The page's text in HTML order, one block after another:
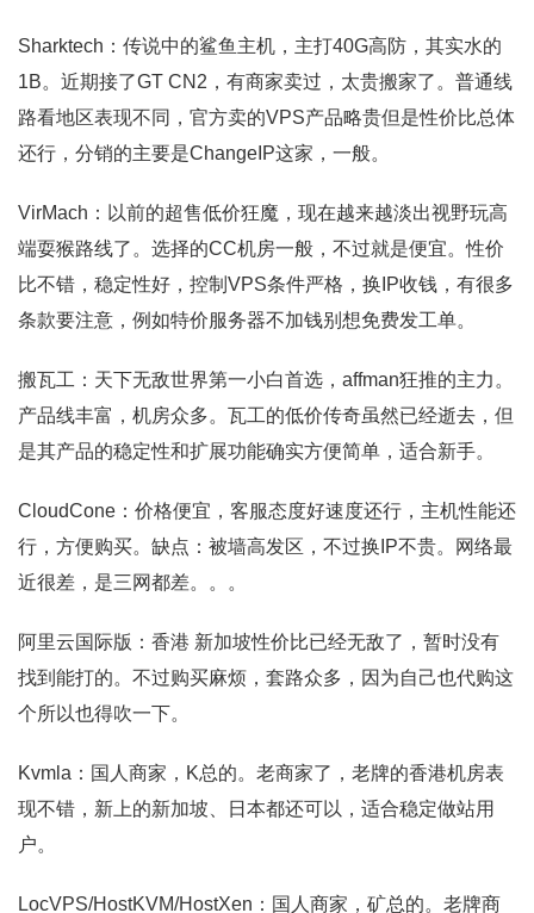
Sharktech：传说中的鲨鱼主机，主打40G高防，其实水的
1B。近期接了GT CN2，有商家卖过，太贵搬家了。普通线
路看地区表现不同，官方卖的VPS产品略贵但是性价比总体
还行，分销的主要是ChangeIP这家，一般。
VirMach：以前的超售低价狂魔，现在越来越淡出视野玩高
端耍猴路线了。选择的CC机房一般，不过就是便宜。性价
比不错，稳定性好，控制VPS条件严格，换IP收钱，有很多
条款要注意，例如特价服务器不加钱别想免费发工单。
搬瓦工：天下无敌世界第一小白首选，affman狂推的主力。
产品线丰富，机房众多。瓦工的低价传奇虽然已经逝去，但
是其产品的稳定性和扩展功能确实方便简单，适合新手。
CloudCone：价格便宜，客服态度好速度还行，主机性能还
行，方便购买。缺点：被墙高发区，不过换IP不贵。网络最
近很差，是三网都差。。。
阿里云国际版：香港 新加坡性价比已经无敌了，暂时没有
找到能打的。不过购买麻烦，套路众多，因为自己也代购这
个所以也得吹一下。
Kvmla：国人商家，K总的。老商家了，老牌的香港机房表
现不错，新上的新加坡、日本都还可以，适合稳定做站用
户。
LocVPS/HostKVM/HostXen：国人商家，矿总的。老牌商